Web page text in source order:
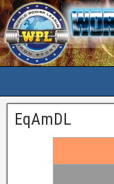
EqAmDL